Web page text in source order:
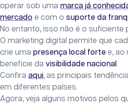
operar sob uma marca já
mercado e com o suporte da
No entanto, isso não é o suficiente
O marketing digital permite que
crie uma presença local forte e, ao
beneficie da visibilidade nacional .
Confira aqui, as principais
em diferentes países.
Agora, veja alguns motivos pelos